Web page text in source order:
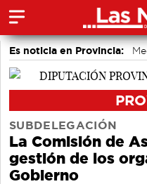
Es noticia en Provincia:
accidentes laborales
SUBDELEGACIÓN
La Comisión de
gestión de los
Gobierno